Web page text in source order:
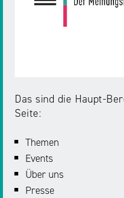
Das sind die Haupt-
Seite:
Themen
Events
Über uns
Presse